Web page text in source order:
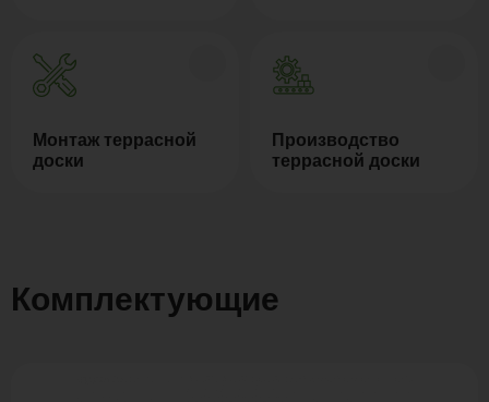
Монтаж террасной
доски
Производство
террасной доски
Комплектующие